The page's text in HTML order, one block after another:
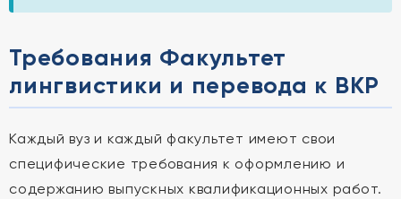
Требования Факультет
лингвистики и перевода к ВКР
Каждый вуз и каждый факультет имеют свои
специфические требования к оформлению и
содержанию выпускных квалификационных работ.